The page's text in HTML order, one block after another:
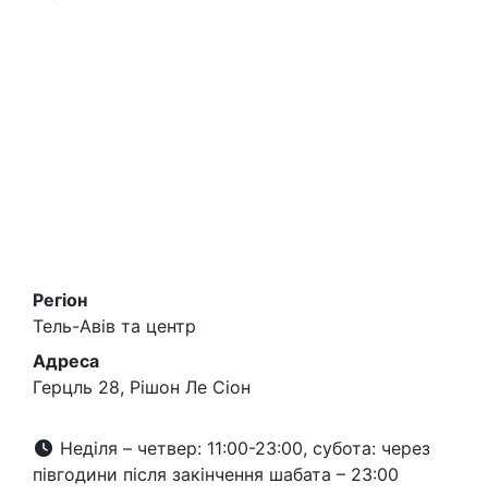
Регіон
Тель-Авів та центр
Адреса
Герцль 28, Рішон Ле Cіон
Неділя – четвер: 11:00-23:00, субота: через
півгодини після закінчення шабата – 23:00